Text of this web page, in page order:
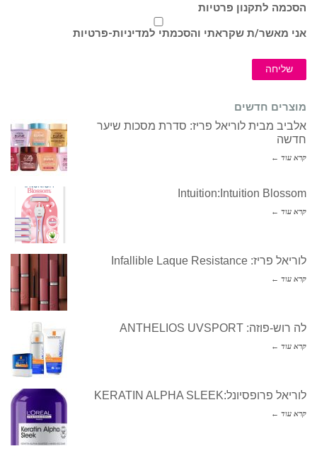
הסכמה לתקנון פרטיות
אני מאשר/ת שקראתי והסכמתי למדיניות-פרטיות
שליחה
מוצרים חדשים
אלביב מבית לוריאל פריז: סדרת מסכות שיער
חדשה
קרא עוד ←
Intuition:Intuition Blossom
קרא עוד ←
לוריאל פריז: Infallible Laque Resistance
קרא עוד ←
לה רוש-פוזה: ANTHELIOS UVSPORT
קרא עוד ←
לוריאל פרופסיונל:KERATIN ALPHA SLEEK
קרא עוד ←